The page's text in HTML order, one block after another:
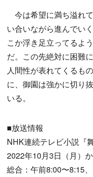
今は希望に満ち溢れ
い合いながら進んでい
こか浮き足立ってるよ
だ。この先絶対に困難
人間性が表れてくるも
に、御園は強かに切り
いる。
■放送情報
NHK連続テレビ小説『
2022年10月3日（月）
総合：午前8:00〜8:15